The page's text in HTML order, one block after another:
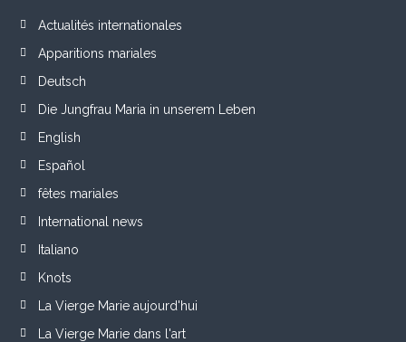
Actualités internationales
Apparitions mariales
Deutsch
Die Jungfrau Maria in unserem Leben
English
Español
fêtes mariales
International news
Italiano
Knots
La Vierge Marie aujourd'hui
La Vierge Marie dans l'art